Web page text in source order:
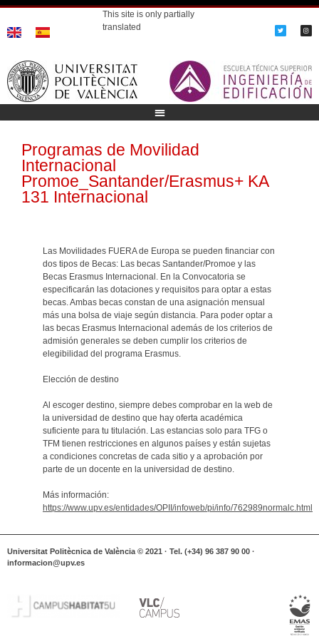
This site is only partially
translated
Programas de Movilidad
Internacional
Promoe_Santander/Erasmus+ KA
131 Internacional
Las Movilidades FUERA de Europa se pueden financiar con
dos tipos de Becas: Las becas Santander/Promoe y las
Becas Erasmus Internacional. En la Convocatoria se
especificarán las dotaciones y requisitos para optar a estas
becas. Ambas becas constan de una asignación mensual
más una bolsa de viaje según distancia. Para poder optar a
las becas Erasmus Internacional además de los criterios de
admisión generales se deben cumplir los criterios de
elegibilidad del programa Erasmus.
Elección de destino
Al escoger destino, siempre debes comprobar en la web de
la universidad de destino que hay oferta académica
suficiente para tu titulación. Las estancias solo para TFG o
TFM tienen restricciones en algunos países y están sujetas
a condiciones concretas de cada sitio y a aprobación por
parte de un docente en la universidad de destino.
Más información:
https://www.upv.es/entidades/OPII/infoweb/pi/info/762989normalc.html
Universitat Politècnica de València © 2021 · Tel. (+34) 96 387 90 00 ·
informacion@upv.es